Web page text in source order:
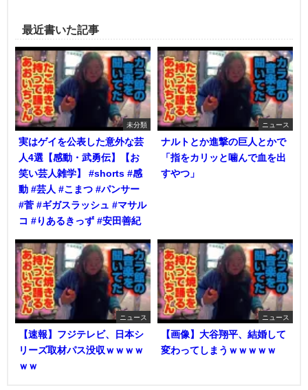
最近書いた記事
未分類
実はゲイを公表した意外な芸
人4選【感動・武勇伝】【お
笑い芸人雑学】 #shorts #感
動 #芸人 #こまつ #パンサー
#菅 #ギガスラッシュ #マサル
コ #りあるきっず #安田善紀
ニュース
ナルトとか進撃の巨人とかで
「指をカリッと噛んで血を出
すやつ」
ニュース
【速報】フジテレビ、日本シ
リーズ取材パス没収ｗｗｗｗ
ｗｗ
ニュース
【画像】大谷翔平、結婚して
変わってしまうｗｗｗｗｗ